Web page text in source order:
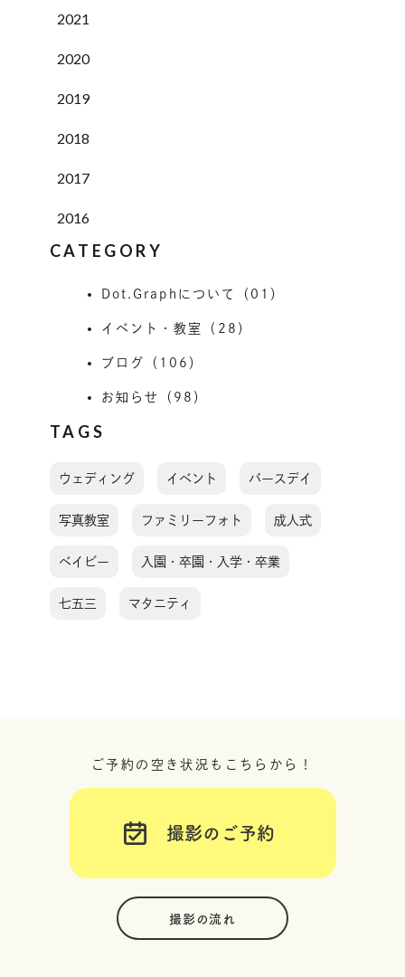
2021
2020
2019
2018
2017
2016
CATEGORY
Dot.Graphについて（01）
イベント・教室（28）
ブログ（106）
お知らせ（98）
TAGS
ウェディング イベント バースデイ
写真教室 ファミリーフォト 成人式
ベイビー 入園・卒園・入学・卒業
七五三 マタニティ
ご予約の空き状況もこちらから！
撮影のご予約
撮影の流れ